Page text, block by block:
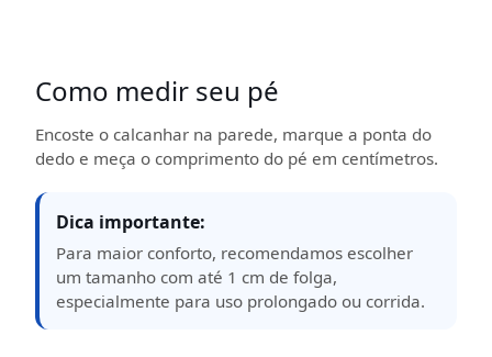
Como medir seu pé
Encoste o calcanhar na parede, marque a ponta do
dedo e meça o comprimento do pé em centímetros.
Dica importante:
Para maior conforto, recomendamos escolher
um tamanho com até 1 cm de folga,
especialmente para uso prolongado ou corrida.